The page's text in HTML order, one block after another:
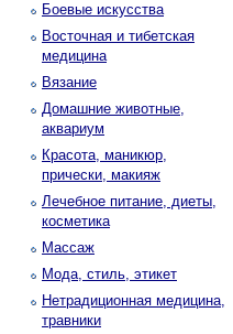
Боевые искусства
Восточная и тибетская
медицина
Вязание
Домашние животные,
аквариум
Красота, маникюр,
прически, макияж
Лечебное питание, диеты,
косметика
Массаж
Мода, стиль, этикет
Нетрадиционная медицина,
травники